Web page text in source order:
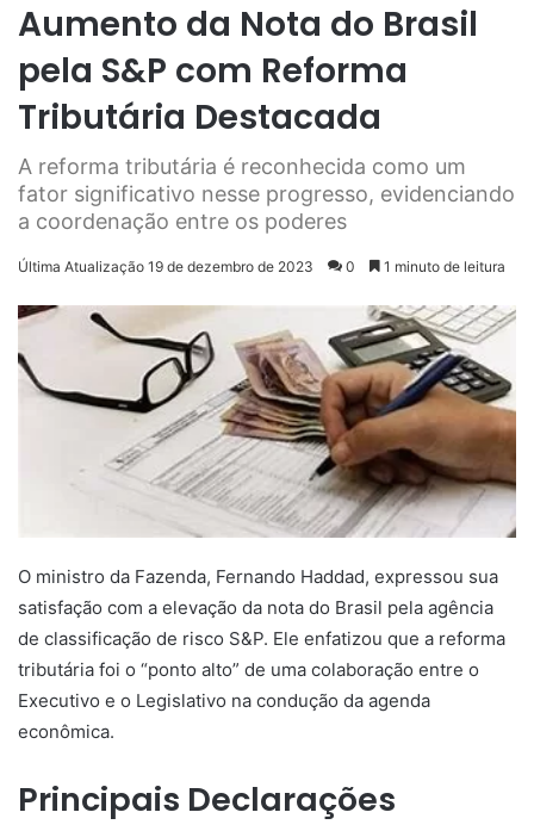
Aumento da Nota do Brasil
pela S&P com Reforma
Tributária Destacada
A reforma tributária é reconhecida como um
fator significativo nesse progresso, evidenciando
a coordenação entre os poderes
Última Atualização 19 de dezembro de 2023 0 1 minuto de leitura
O ministro da Fazenda, Fernando Haddad, expressou sua
satisfação com a elevação da nota do Brasil pela agência
de classificação de risco S&P. Ele enfatizou que a reforma
tributária foi o “ponto alto” de uma colaboração entre o
Executivo e o Legislativo na condução da agenda
econômica.
Principais Declarações